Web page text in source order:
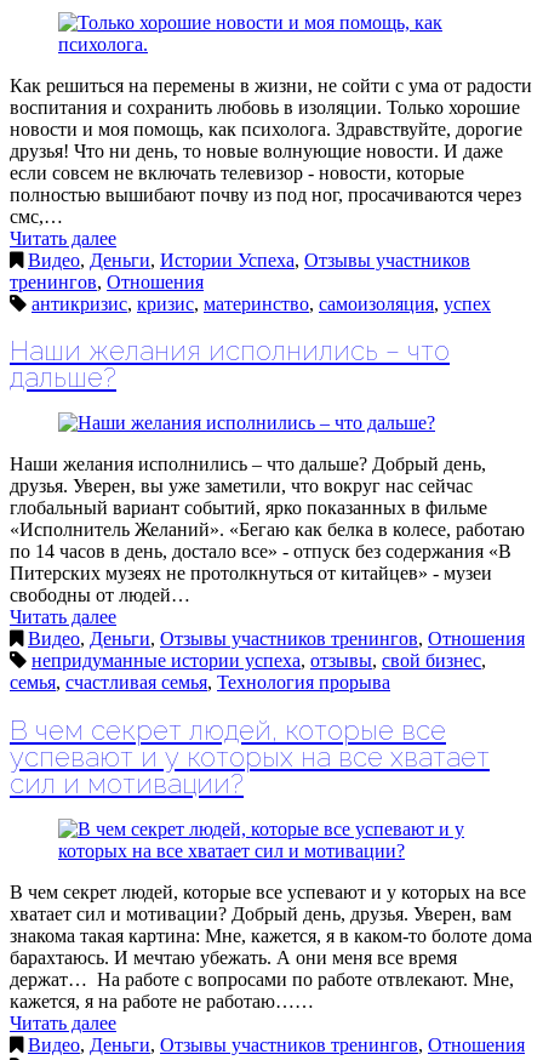
Как решиться на перемены в жизни, не сойти с ума от радости
воспитания и сохранить любовь в изоляции. Только хорошие
новости и моя помощь, как психолога. Здравствуйте, дорогие
друзья! Что ни день, то новые волнующие новости. И даже
если совсем не включать телевизор - новости, которые
полностью вышибают почву из под ног, просачиваются через
смс,…
Читать далее
Видео, Деньги, Истории Успеха, Отзывы участников
тренингов, Отношения
антикризис, кризис, материнство, самоизоляция, успех
Наши желания исполнились – что
дальше?
Наши желания исполнились – что дальше? Добрый день,
друзья. Уверен, вы уже заметили, что вокруг нас сейчас
глобальный вариант событий, ярко показанных в фильме
«Исполнитель Желаний». «Бегаю как белка в колесе, работаю
по 14 часов в день, достало все» - отпуск без содержания «В
Питерских музеях не протолкнуться от китайцев» - музеи
свободны от людей…
Читать далее
Видео, Деньги, Отзывы участников тренингов, Отношения
непридуманные истории успеха, отзывы, свой бизнес,
семья, счастливая семья, Технология прорыва
В чем секрет людей, которые все
успевают и у которых на все хватает
сил и мотивации?
В чем секрет людей, которые все успевают и у которых на все
хватает сил и мотивации? Добрый день, друзья. Уверен, вам
знакома такая картина: Мне, кажется, я в каком-то болоте дома
барахтаюсь. И мечтаю убежать. А они меня все время
держат… На работе с вопросами по работе отвлекают. Мне,
кажется, я на работе не работаю……
Читать далее
Видео, Деньги, Отзывы участников тренингов, Отношения